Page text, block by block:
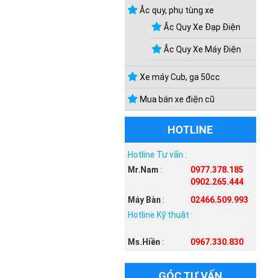
Ắc quy, phụ tùng xe
Ắc Quy Xe Đạp Điện
Ắc Quy Xe Máy Điện
Xe máy Cub, ga 50cc
Mua bán xe điện cũ
HOTLINE
Hotline Tư vấn :
Mr.Nam :
0977.378.185
0902.265.444
Máy Bàn :
02466.509.993
Hotline Kỹ thuật :
Ms.Hiền : 0967.330.830